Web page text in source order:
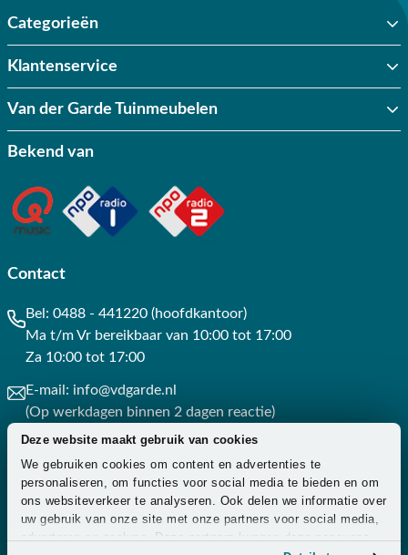
Deze website maakt gebruik van cookies
We gebruiken cookies om content en advertenties te
personaliseren, om functies voor social media te bieden en om
ons websiteverkeer te analyseren. Ook delen we informatie over
uw gebruik van onze site met onze partners voor social media,
adverteren en analyse. Deze partners kunnen deze gegevens
Categorieën
Klantenservice
Van der Garde Tuinmeubelen
Bekend van
Contact
Bel: 0488 - 441220 (hoofdkantoor)
Ma t/m Vr bereikbaar van 10:00 tot 17:00
Za 10:00 tot 17:00
E-mail: info@vdgarde.nl
(Op werkdagen binnen 2 dagen reactie)
Whatsapp: 0488441220
(Op werkdagen binnen 3 uur reactie)